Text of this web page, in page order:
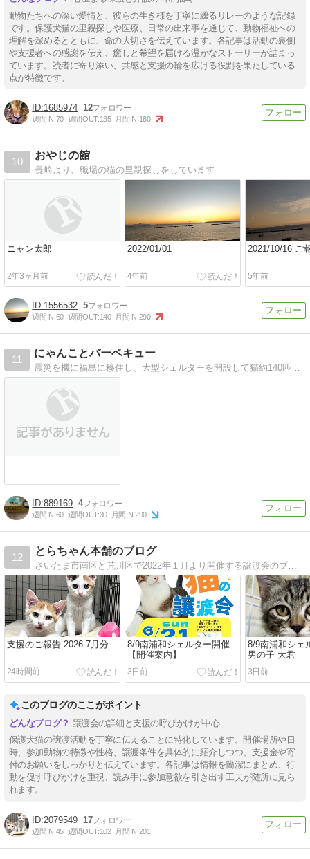
動物たちへの深い愛情と、彼らの生き様を丁寧に綴るリレーのような記録
です。保護犬猫の里親探しや医療、日常の出来事を通じて、動物福祉への
理解を深めるとともに、命の大切さを伝えています。各記事は活動の裏側
や支援者への感謝を伝え、癒しと希望を届ける温かなストーリーが詰まっ
ています。読者に寄り添い、共感と支援の輪を広げる役割を果たしている
点が特徴です。
1685974 12
週間IN:70 週間OUT:135 月間IN:180
10
おやじの館
長崎より、職場の猫の里親探しをしています
ニャン太郎
2年3ヶ月前
2022/01/01
4年前
2021/10/16 ご
5年前
1556532 5
週間IN:60 週間OUT:140 月間IN:290
11
にゃんことバーベキュー
震災を機に福島に移住し、大型シェルターを開設して猫約140匹を保護しています。被災地や近隣地域での給餌・保護はもちろん、ＴＮＲにも力を入れて活動中です。
889169 4
週間IN:60 週間OUT:30 月間IN:290
12
とらちゃん本舗のブログ
さいたま市南区と荒川区で2022年１月より開催する譲渡会のブログです。参加猫ちゃん犬ちゃんの紹介と個人保護主さん達の自宅で保護されているに保護っこ達の日々の生活の紹介です。
支援のご報告 2026.7月分
24時間前
8/9南浦和シェルター開催
【開催案内】
3日前
8/9南浦和シェ
男の子 大君
3日前
このブログのここがポイント
譲渡会の詳細と支援の呼びかけが中心
保護犬猫の譲渡活動を丁寧に伝えることに特化しています。開催場所や日
時、参加動物の特徴や性格、譲渡条件を具体的に紹介しつつ、支援金や寄
付のお願いをしっかりと伝えています。各記事は情報を簡潔にまとめ、行
動を促す呼びかけを重視、読み手に参加意欲を引き出す工夫が随所に見ら
れます。
2079549 17
週間IN:45 週間OUT:102 月間IN:201